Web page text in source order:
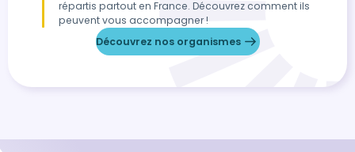
répartis partout en France. Découvrez comment ils
peuvent vous accompagner !
Découvrez nos organismes